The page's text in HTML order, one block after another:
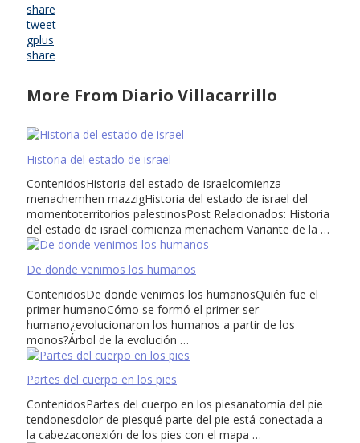
share
tweet
gplus
share
More From Diario Villacarrillo
Historia del estado de israel
ContenidosHistoria del estado de israelcomienza
menachemhen mazzigHistoria del estado de israel del
momentoterritorios palestinosPost Relacionados: Historia
del estado de israel comienza menachem Variante de la …
De donde venimos los humanos
ContenidosDe donde venimos los humanosQuién fue el
primer humanoCómo se formó el primer ser
humano¿evolucionaron los humanos a partir de los
monos?Árbol de la evolución …
Partes del cuerpo en los pies
ContenidosPartes del cuerpo en los piesanatomía del pie
tendonesdolor de piesqué parte del pie está conectada a
la cabezaconexión de los pies con el mapa …